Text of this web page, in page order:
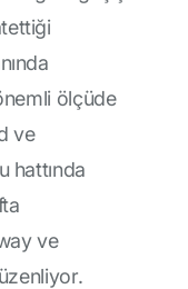
ölçüde
ve
hattında
ve